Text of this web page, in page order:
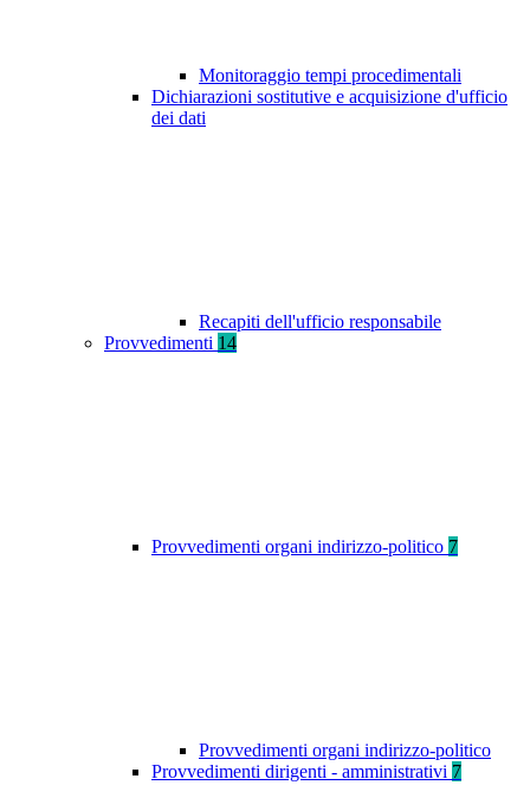
Monitoraggio tempi procedimentali
Dichiarazioni sostitutive e acquisizione d'ufficio
dei dati
Recapiti dell'ufficio responsabile
Provvedimenti 14
Provvedimenti organi indirizzo-politico 7
Provvedimenti organi indirizzo-politico
Provvedimenti dirigenti - amministrativi 7